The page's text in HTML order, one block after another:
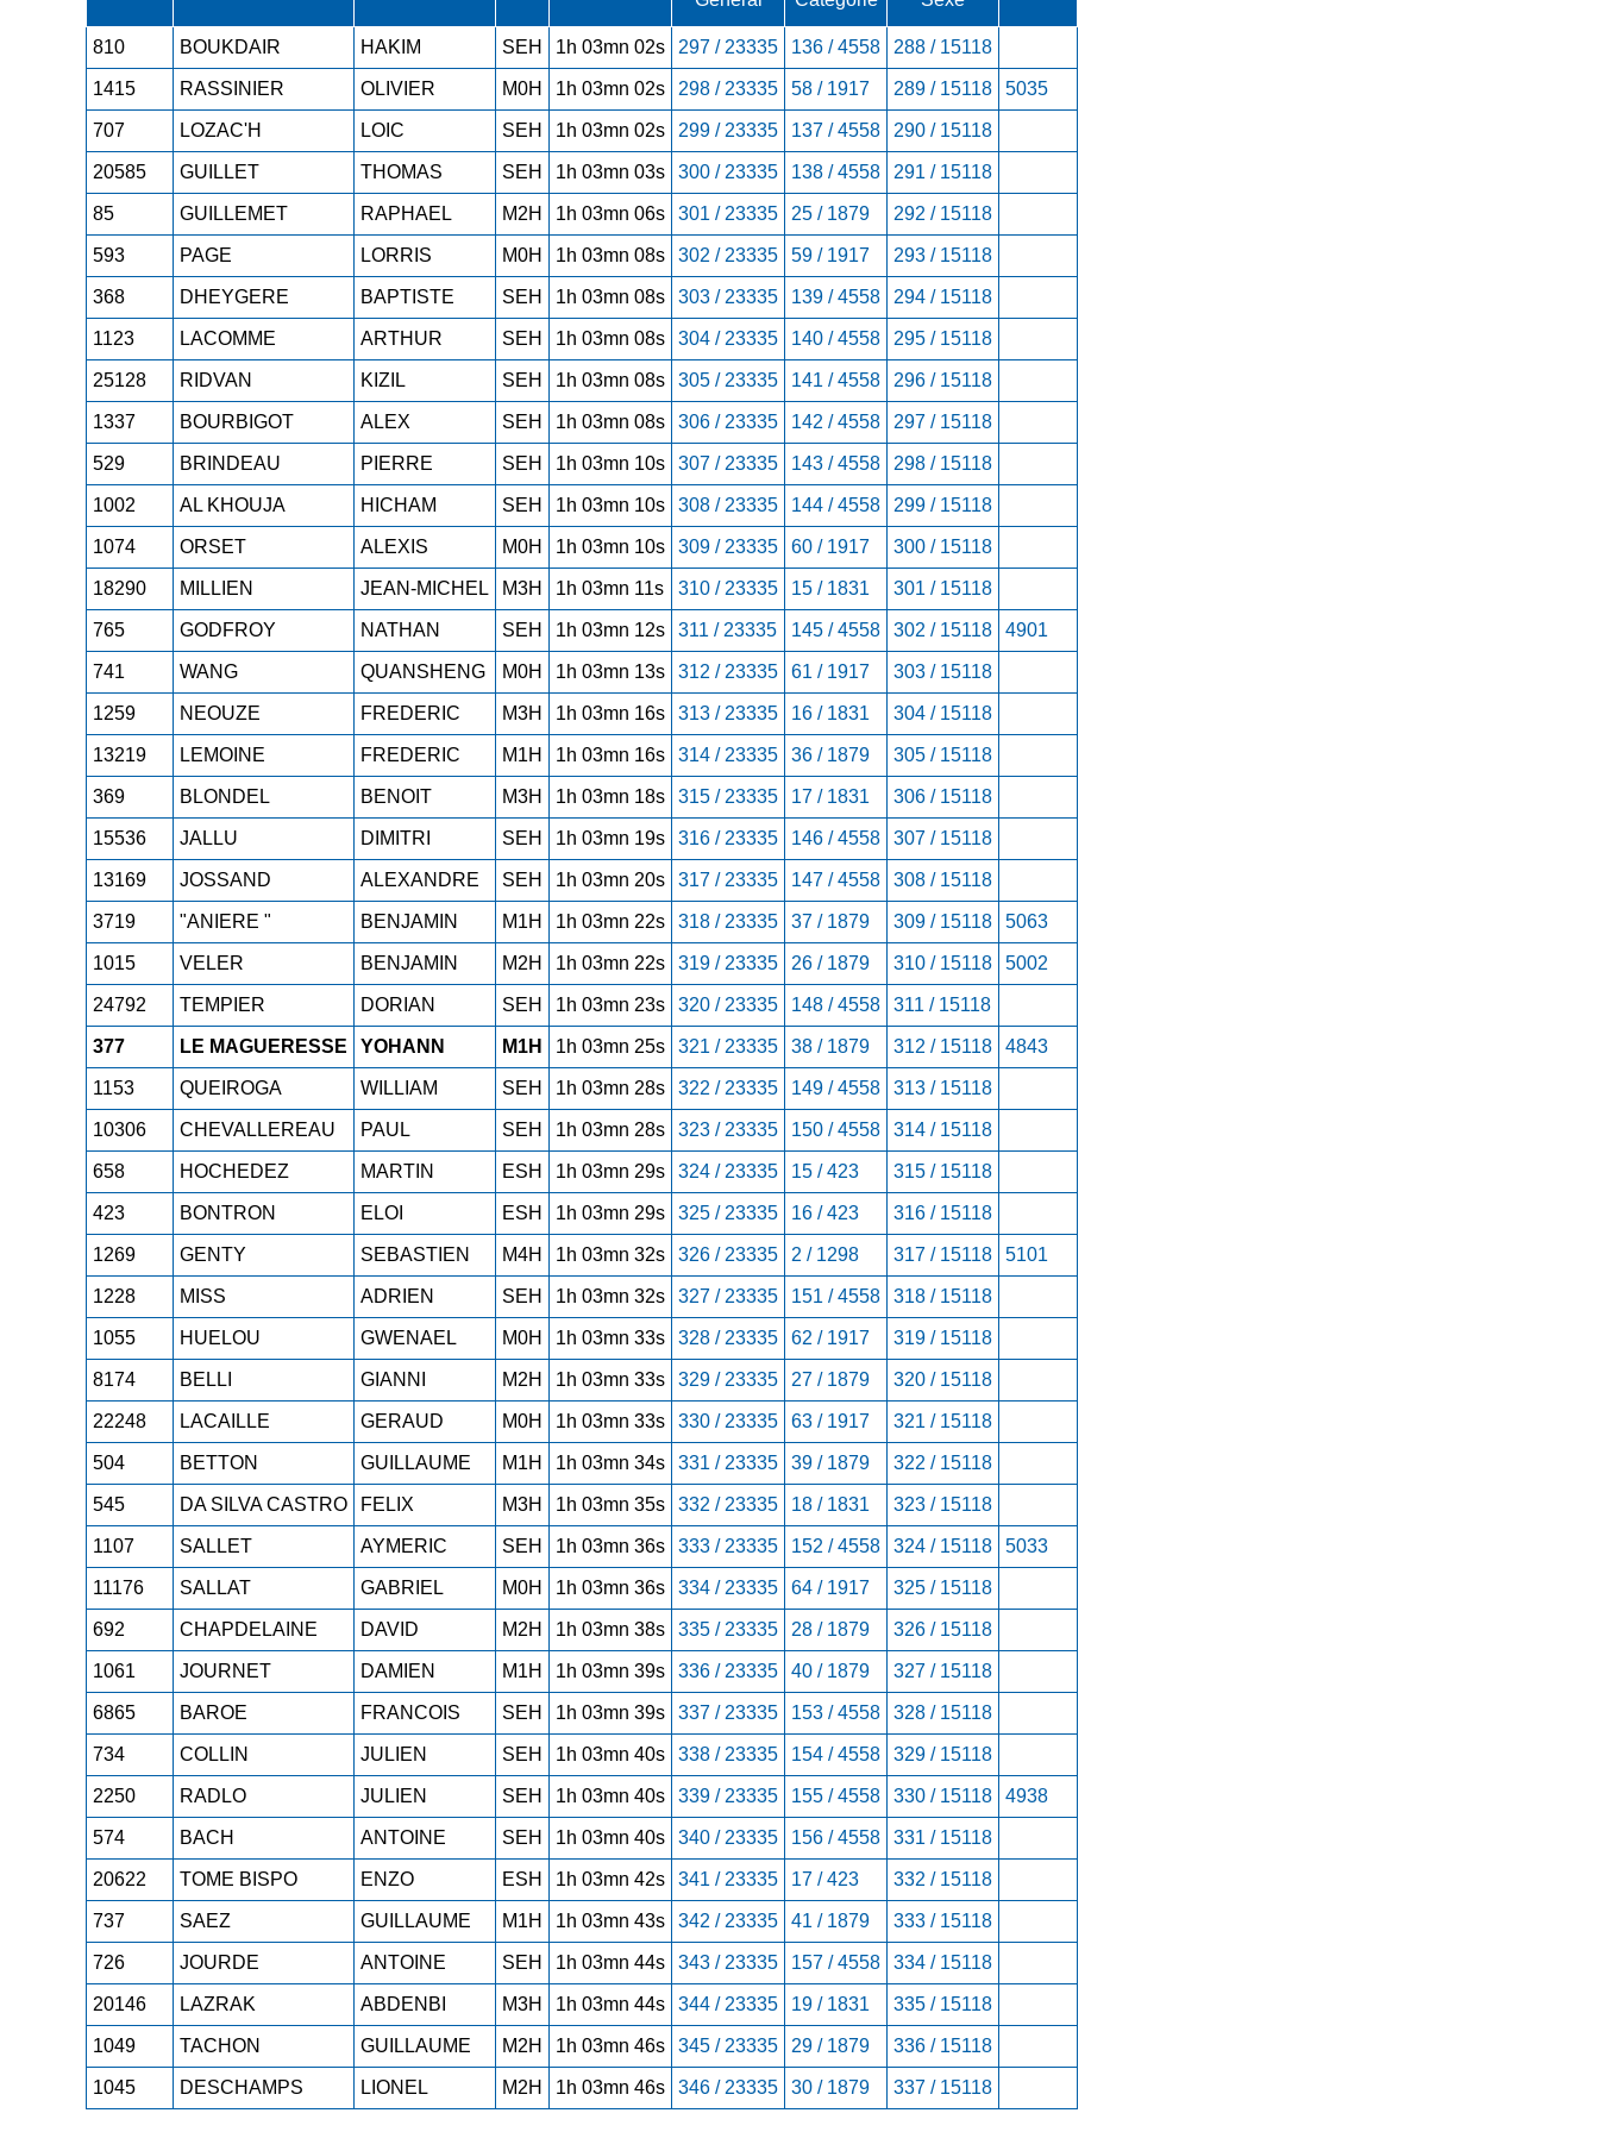
810 BOUKDAIR HAKIM SEH 1h 03mn 02s 297 / 23335 136 / 4558 288 / 15118
1415 RASSINIER OLIVIER M0H 1h 03mn 02s 298 / 23335 58 / 1917 289 / 15118 5035
707 LOZAC'H LOIC SEH 1h 03mn 02s 299 / 23335 137 / 4558 290 / 15118
20585 GUILLET THOMAS SEH 1h 03mn 03s 300 / 23335 138 / 4558 291 / 15118
85 GUILLEMET RAPHAEL M2H 1h 03mn 06s 301 / 23335 25 / 1879 292 / 15118
593 PAGE LORRIS M0H 1h 03mn 08s 302 / 23335 59 / 1917 293 / 15118
368 DHEYGERE BAPTISTE SEH 1h 03mn 08s 303 / 23335 139 / 4558 294 / 15118
1123 LACOMME ARTHUR SEH 1h 03mn 08s 304 / 23335 140 / 4558 295 / 15118
25128 RIDVAN KIZIL SEH 1h 03mn 08s 305 / 23335 141 / 4558 296 / 15118
1337 BOURBIGOT ALEX SEH 1h 03mn 08s 306 / 23335 142 / 4558 297 / 15118
529 BRINDEAU PIERRE SEH 1h 03mn 10s 307 / 23335 143 / 4558 298 / 15118
1002 AL KHOUJA HICHAM SEH 1h 03mn 10s 308 / 23335 144 / 4558 299 / 15118
1074 ORSET ALEXIS M0H 1h 03mn 10s 309 / 23335 60 / 1917 300 / 15118
18290 MILLIEN JEAN-MICHEL M3H 1h 03mn 11s 310 / 23335 15 / 1831 301 / 15118
765 GODFROY NATHAN SEH 1h 03mn 12s 311 / 23335 145 / 4558 302 / 15118 4901
741 WANG QUANSHENG M0H 1h 03mn 13s 312 / 23335 61 / 1917 303 / 15118
1259 NEOUZE FREDERIC M3H 1h 03mn 16s 313 / 23335 16 / 1831 304 / 15118
13219 LEMOINE FREDERIC M1H 1h 03mn 16s 314 / 23335 36 / 1879 305 / 15118
369 BLONDEL BENOIT M3H 1h 03mn 18s 315 / 23335 17 / 1831 306 / 15118
15536 JALLU DIMITRI SEH 1h 03mn 19s 316 / 23335 146 / 4558 307 / 15118
13169 JOSSAND ALEXANDRE SEH 1h 03mn 20s 317 / 23335 147 / 4558 308 / 15118
3719 "ANIERE " BENJAMIN M1H 1h 03mn 22s 318 / 23335 37 / 1879 309 / 15118 5063
1015 VELER BENJAMIN M2H 1h 03mn 22s 319 / 23335 26 / 1879 310 / 15118 5002
24792 TEMPIER DORIAN SEH 1h 03mn 23s 320 / 23335 148 / 4558 311 / 15118
377 LE MAGUERESSE YOHANN M1H 1h 03mn 25s 321 / 23335 38 / 1879 312 / 15118 4843
1153 QUEIROGA WILLIAM SEH 1h 03mn 28s 322 / 23335 149 / 4558 313 / 15118
10306 CHEVALLEREAU PAUL SEH 1h 03mn 28s 323 / 23335 150 / 4558 314 / 15118
658 HOCHEDEZ MARTIN ESH 1h 03mn 29s 324 / 23335 15 / 423 315 / 15118
423 BONTRON ELOI ESH 1h 03mn 29s 325 / 23335 16 / 423 316 / 15118
1269 GENTY SEBASTIEN M4H 1h 03mn 32s 326 / 23335 2 / 1298 317 / 15118 5101
1228 MISS ADRIEN SEH 1h 03mn 32s 327 / 23335 151 / 4558 318 / 15118
1055 HUELOU GWENAEL M0H 1h 03mn 33s 328 / 23335 62 / 1917 319 / 15118
8174 BELLI GIANNI M2H 1h 03mn 33s 329 / 23335 27 / 1879 320 / 15118
22248 LACAILLE GERAUD M0H 1h 03mn 33s 330 / 23335 63 / 1917 321 / 15118
504 BETTON GUILLAUME M1H 1h 03mn 34s 331 / 23335 39 / 1879 322 / 15118
545 DA SILVA CASTRO FELIX M3H 1h 03mn 35s 332 / 23335 18 / 1831 323 / 15118
1107 SALLET AYMERIC SEH 1h 03mn 36s 333 / 23335 152 / 4558 324 / 15118 5033
11176 SALLAT GABRIEL M0H 1h 03mn 36s 334 / 23335 64 / 1917 325 / 15118
692 CHAPDELAINE DAVID M2H 1h 03mn 38s 335 / 23335 28 / 1879 326 / 15118
1061 JOURNET DAMIEN M1H 1h 03mn 39s 336 / 23335 40 / 1879 327 / 15118
6865 BAROE FRANCOIS SEH 1h 03mn 39s 337 / 23335 153 / 4558 328 / 15118
734 COLLIN JULIEN SEH 1h 03mn 40s 338 / 23335 154 / 4558 329 / 15118
2250 RADLO JULIEN SEH 1h 03mn 40s 339 / 23335 155 / 4558 330 / 15118 4938
574 BACH ANTOINE SEH 1h 03mn 40s 340 / 23335 156 / 4558 331 / 15118
20622 TOME BISPO ENZO ESH 1h 03mn 42s 341 / 23335 17 / 423 332 / 15118
737 SAEZ GUILLAUME M1H 1h 03mn 43s 342 / 23335 41 / 1879 333 / 15118
726 JOURDE ANTOINE SEH 1h 03mn 44s 343 / 23335 157 / 4558 334 / 15118
20146 LAZRAK ABDENBI M3H 1h 03mn 44s 344 / 23335 19 / 1831 335 / 15118
1049 TACHON GUILLAUME M2H 1h 03mn 46s 345 / 23335 29 / 1879 336 / 15118
1045 DESCHAMPS LIONEL M2H 1h 03mn 46s 346 / 23335 30 / 1879 337 / 15118